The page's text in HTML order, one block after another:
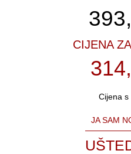
CIJENA
Cijena s
JA SAM